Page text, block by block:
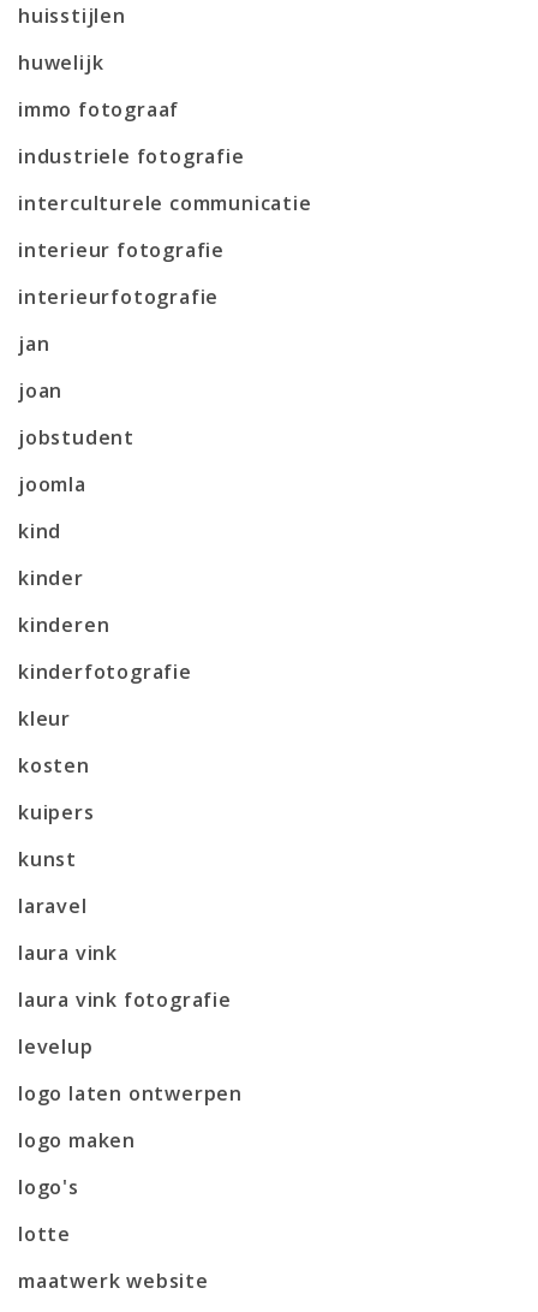
huisstijlen
huwelijk
immo fotograaf
industriele fotografie
interculturele communicatie
interieur fotografie
interieurfotografie
jan
joan
jobstudent
joomla
kind
kinder
kinderen
kinderfotografie
kleur
kosten
kuipers
kunst
laravel
laura vink
laura vink fotografie
levelup
logo laten ontwerpen
logo maken
logo's
lotte
maatwerk website